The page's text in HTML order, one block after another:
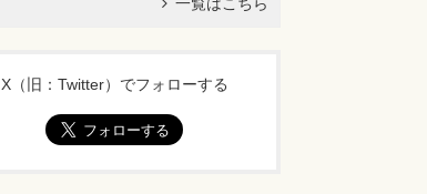
一覧はこちら
X（旧：Twitter）でフォローする